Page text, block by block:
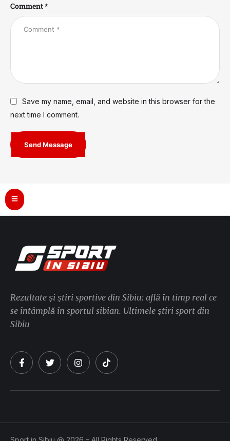
Comment *
Save my name, email, and website in this browser for the
next time I comment.
Send Message
Rezultate și știri sportive din Sibiu: află în timp real ce
se întâmplă în sportul sibian. Ultimele știri sport din
Sibiu